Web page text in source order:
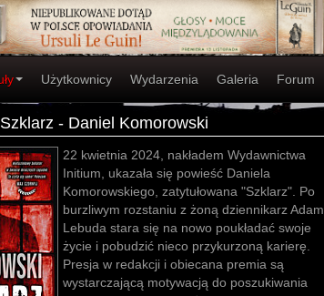
Użytkownicy Wydarzenia Galeria Forum
Szklarz - Daniel Komorowski
22 kwietnia 2024, nakładem Wydawnictwa
Initium, ukazała się powieść Daniela
Komorowskiego, zatytułowana "Szklarz". Po
burzliwym rozstaniu z żoną dziennikarz Adam
Lebuda stara się na nowo poukładać swoje
życie i pobudzić nieco przykurzoną karierę.
Presja w redakcji i obiecana premia są
wystarczającą motywacją do poszukiwania